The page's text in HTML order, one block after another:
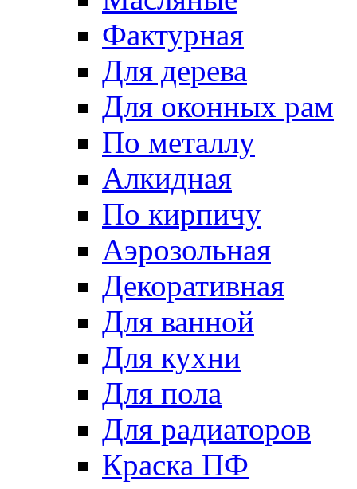
Фактурная
Для дерева
Для оконных рам
По металлу
Алкидная
По кирпичу
Аэрозольная
Декоративная
Для ванной
Для кухни
Для пола
Для радиаторов
Краска ПФ